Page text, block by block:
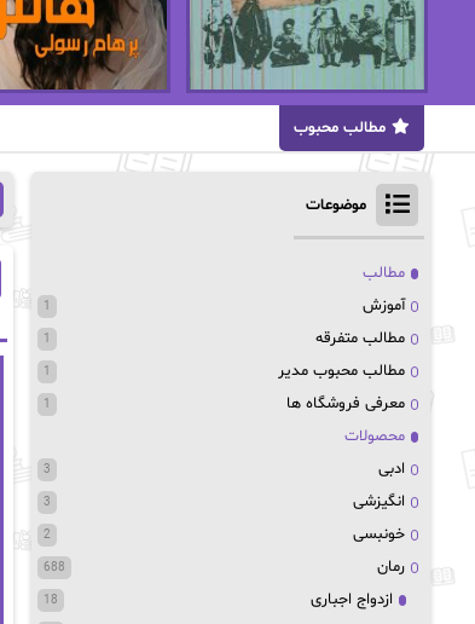
مطالب محبوب
موضوعات
مطالب
آموزش
1
مطالب متفرقه 1
مطالب محبوب مدیر 1
معرفی فروشگاه ها 1
محصولات
ادبی
3
انگیزشی 3
خونبسی 2
رمان 688
ازدواج اجباری 18